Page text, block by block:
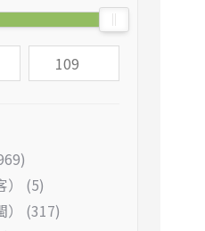
） (5)
） (317)